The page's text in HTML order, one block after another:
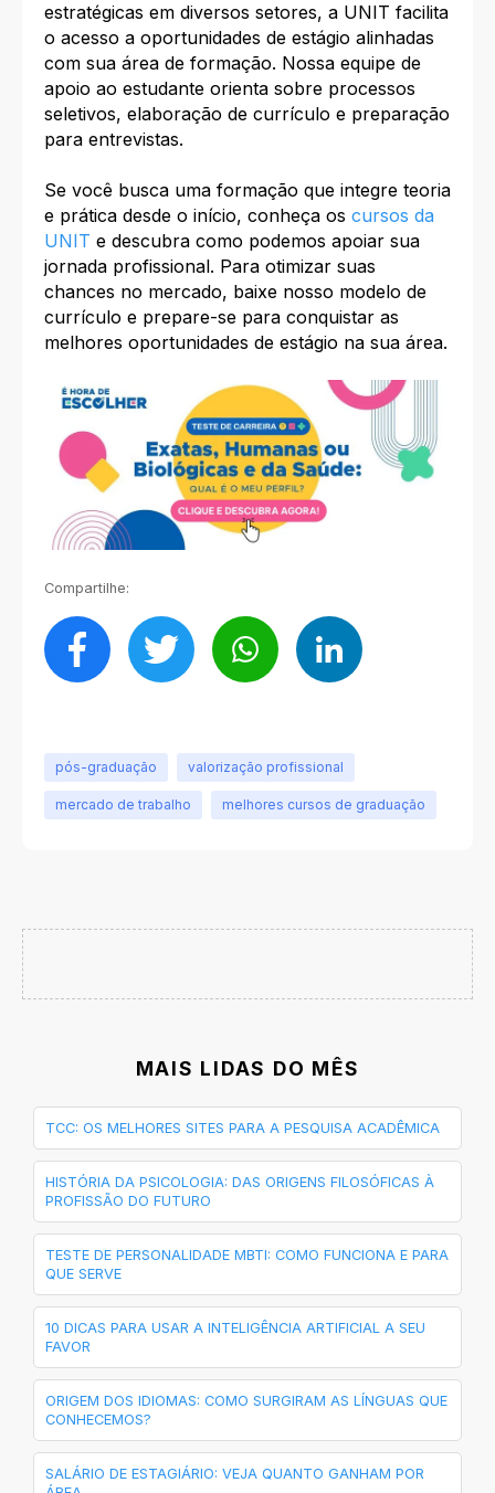
estratégicas em diversos setores, a UNIT facilita
o acesso a oportunidades de estágio alinhadas
com sua área de formação. Nossa equipe de
apoio ao estudante orienta sobre processos
seletivos, elaboração de currículo e preparação
para entrevistas.
Se você busca uma formação que integre teoria
e prática desde o início, conheça os cursos da
UNIT e descubra como podemos apoiar sua
jornada profissional. Para otimizar suas
chances no mercado, baixe nosso modelo de
currículo e prepare-se para conquistar as
melhores oportunidades de estágio na sua área.
Compartilhe:
pós-graduação valorização profissional
mercado de trabalho melhores cursos de graduação
MAIS LIDAS DO MÊS
TCC: OS MELHORES SITES PARA A PESQUISA ACADÊMICA
HISTÓRIA DA PSICOLOGIA: DAS ORIGENS FILOSÓFICAS À
PROFISSÃO DO FUTURO
TESTE DE PERSONALIDADE MBTI: COMO FUNCIONA E PARA
QUE SERVE
10 DICAS PARA USAR A INTELIGÊNCIA ARTIFICIAL A SEU
FAVOR
ORIGEM DOS IDIOMAS: COMO SURGIRAM AS LÍNGUAS QUE
CONHECEMOS?
SALÁRIO DE ESTAGIÁRIO: VEJA QUANTO GANHAM POR